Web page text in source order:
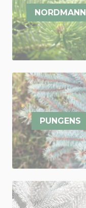
NORDMANN
PUNGENS